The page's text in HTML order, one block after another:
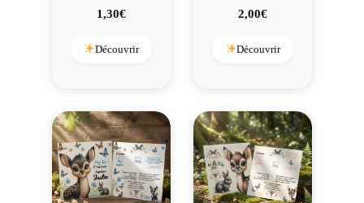
1,30€
Découvrir
2,00€
Découvrir